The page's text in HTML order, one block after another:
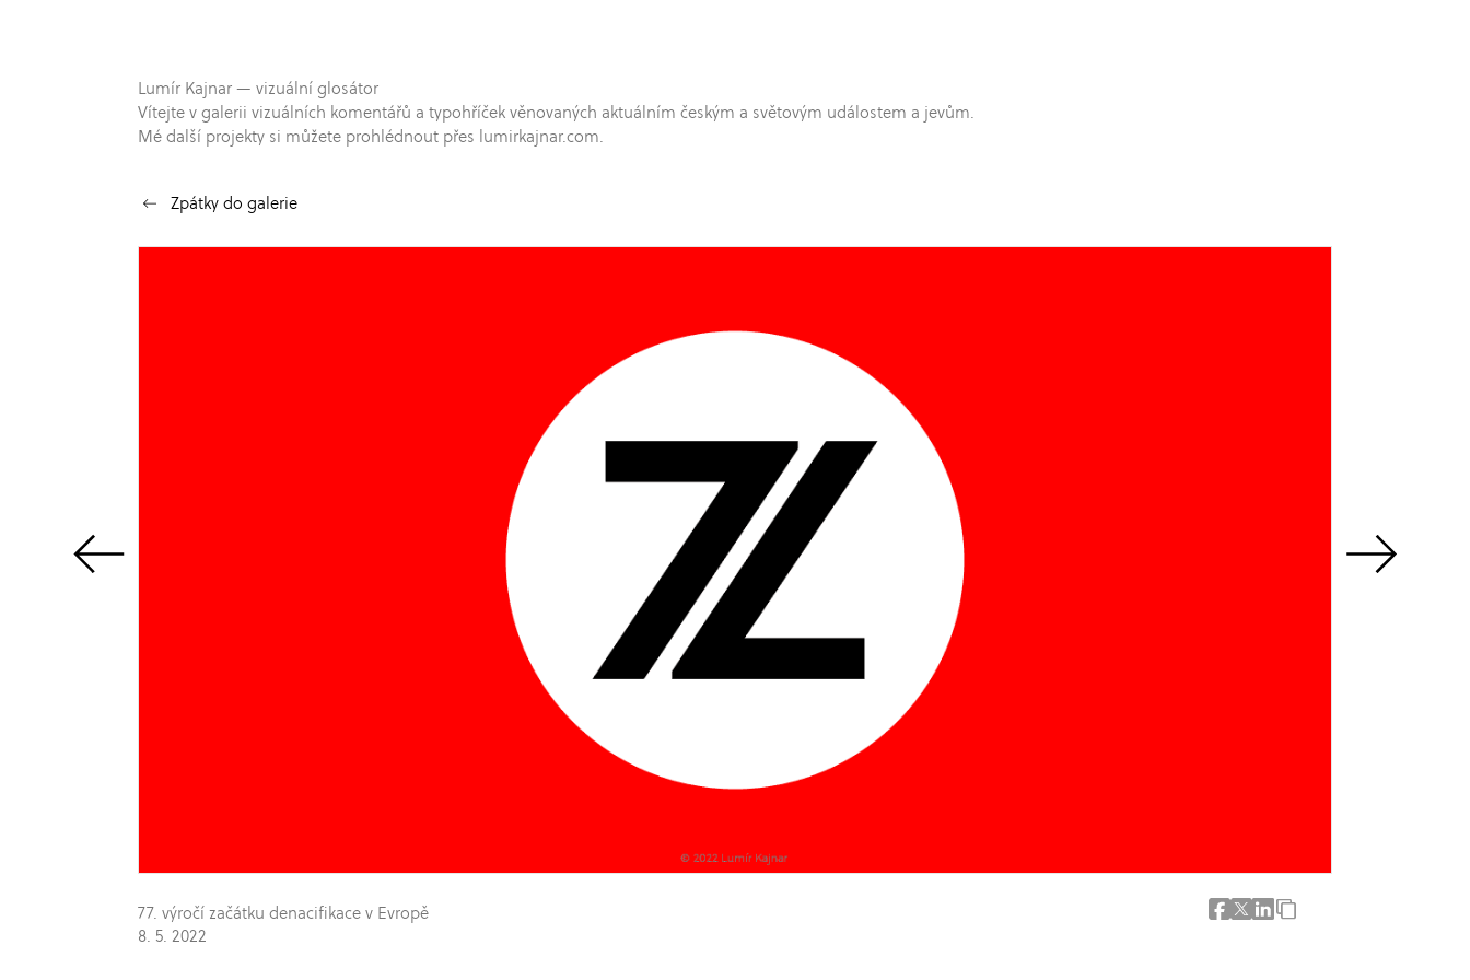
Lumír Kajnar — vizuální glosátor
Vítejte v galerii vizuálních komentářů a typohříček věnovaných aktuálním českým a světovým událostem a jevům.
Mé další projekty si můžete prohlédnout přes lumirkajnar.com.
Zpátky do galerie
77. výročí začátku denacifikace v Evropě
8. 5. 2022